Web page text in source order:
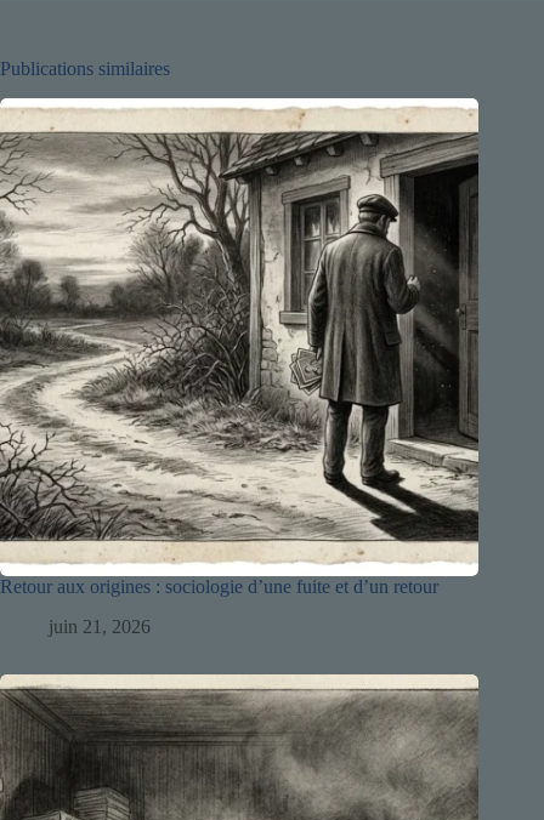
Publications similaires
Retour aux origines : sociologie d’une fuite et d’un retour
juin 21, 2026